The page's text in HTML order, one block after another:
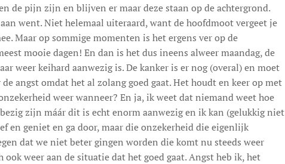
de pijn zijn en blijven er maar deze staan op de achtergrond.
went. Niet helemaal uiteraard, want de hoofdmoot vergeet je
Maar op sommige momenten is het ergens ver op de
mooie dagen! En dan is het dus ineens alweer maandag, de
weer keihard aanwezig is. De kanker is er nog (overal) en moet
angst omdat het al zolang goed gaat. Het houdt en keer op met
weer wanneer? En ja, ik weet dat niemand weet hoe
zijn máár dit is echt enorm aanwezig en ik kan (gelukkig niet
en geniet en ga door, maar die onzekerheid die eigenlijk
dat we niet beter gingen worden die komt nu steeds weer
weer aan de situatie dat het goed gaat. Angst heb ik, het